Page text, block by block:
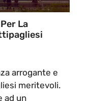
La
arrogante e
meritevoli.
ad un